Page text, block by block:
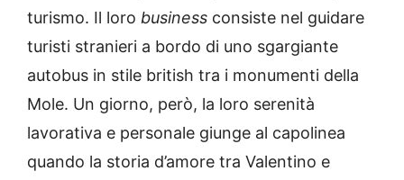
turismo. Il loro business consiste nel guidare
turisti stranieri a bordo di uno sgargiante
autobus in stile british tra i monumenti della
Mole. Un giorno, però, la loro serenità
lavorativa e personale giunge al capolinea
quando la storia d’amore tra Valentino e